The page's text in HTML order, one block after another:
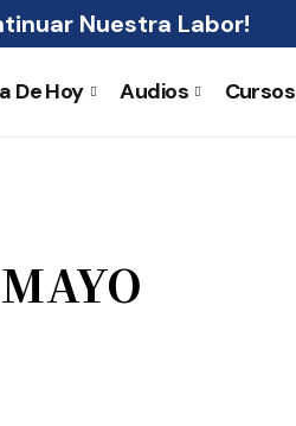
Nuestra Labor!
De Hoy Audios Cursos